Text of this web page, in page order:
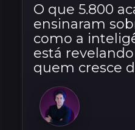
O que 5.800
ensinaram
como a
está
quem cresce